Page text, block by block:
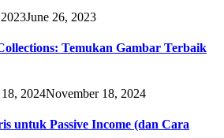
June 26, 2023
Temukan Gambar Terbaik
2024November 18, 2024
untuk Passive Income (dan Cara